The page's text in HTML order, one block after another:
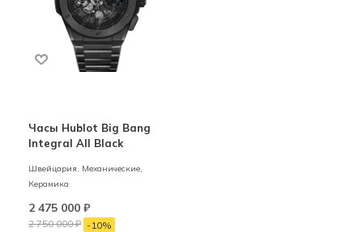
Часы Hublot Big Bang
Integral All Black
Швейцария, Механические,
Керамика
2 475 000 ₽
2 750 000₽ -10%